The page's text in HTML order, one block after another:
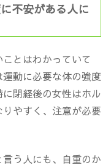
不安がある人に
とはわかっていて
動に必要な体の強度
閉経後の女性はホル
やすく、注意が必要
言う人にも、自重のか